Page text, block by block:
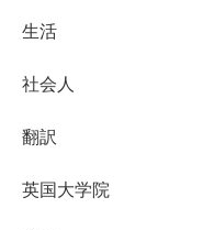
生活
社会人
翻訳
英国大学院